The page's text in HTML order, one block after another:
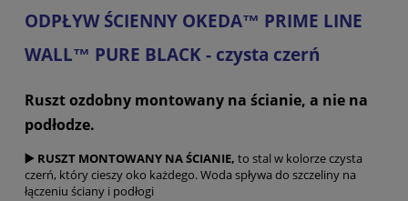
ODPŁYW ŚCIENNY OKEDA™ PRIME LINE
WALL™ PURE BLACK - czysta czerń
Ruszt ozdobny montowany na ścianie, a nie na
podłodze.
▶️ RUSZT MONTOWANY NA ŚCIANIE, to stal w kolorze czysta
czerń, który cieszy oko każdego. Woda spływa do szczeliny na
łączeniu ściany i podłogi